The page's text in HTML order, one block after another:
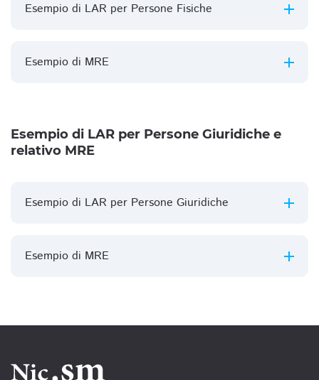
Esempio di LAR per Persone Fisiche
Esempio di MRE
Esempio di LAR per Persone Giuridiche e
relativo MRE
Esempio di LAR per Persone Giuridiche
Esempio di MRE